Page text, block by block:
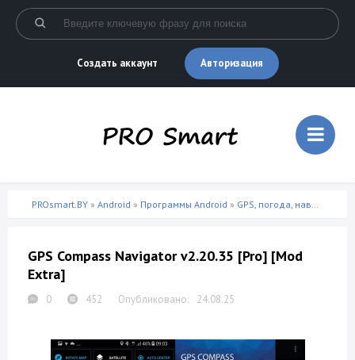
Создать аккаунт Авторизация
PROsmart.BY » Android » Программы Android » GPS, погода, навигация
GPS Compass Navigator v2.20.35 [Pro] [Mod
Extra]
24.08.25
0 452